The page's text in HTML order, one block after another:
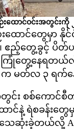
းထောင်ဝင်းအတွင်းကို
ထောင်တွေမှာ နိုင်
ဧည့်တွေ့ခွင့် ပိ
ြုံတွေ့နေရတယ်လို့
က မတ်လ ၃ ရက်
တွင်း စစ်ကော
ထောင်နဲ့ ရဲစခန်
သေဆုံးခဲ့တယ်လို့